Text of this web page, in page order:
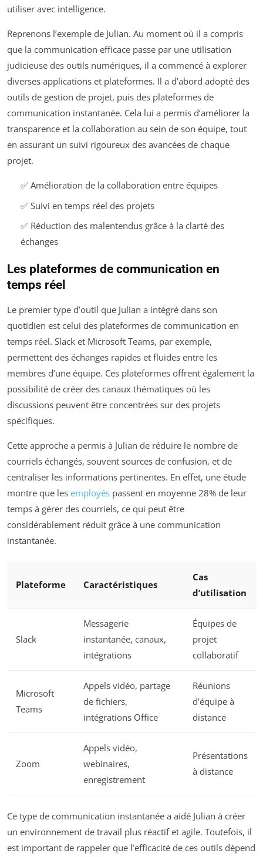
utiliser avec intelligence.
Reprenons l’exemple de Julian. Au moment où il a compris
que la communication efficace passe par une utilisation
judicieuse des outils numériques, il a commencé à explorer
diverses applications et plateformes. Il a d’abord adopté des
outils de gestion de projet, puis des plateformes de
communication instantanée. Cela lui a permis d’améliorer la
transparence et la collaboration au sein de son équipe, tout
en assurant un suivi rigoureux des avancées de chaque
projet.
✅ Amélioration de la collaboration entre équipes
✅ Suivi en temps réel des projets
✅ Réduction des malentendus grâce à la clarté des
échanges
Les plateformes de communication en
temps réel
Le premier type d’outil que Julian a intégré dans son
quotidien est celui des plateformes de communication en
temps réel. Slack et Microsoft Teams, par exemple,
permettent des échanges rapides et fluides entre les
membres d’une équipe. Ces plateformes offrent également la
possibilité de créer des canaux thématiques où les
discussions peuvent être concentrées sur des projets
spécifiques.
Cette approche a permis à Julian de réduire le nombre de
courriels échangés, souvent sources de confusion, et de
centraliser les informations pertinentes. En effet, une étude
montre que les employés passent en moyenne 28% de leur
temps à gérer des courriels, ce qui peut être
considérablement réduit grâce à une communication
instantanée.
Plateforme Caractéristiques
Cas
d’utilisation
Slack
Messagerie
instantanée, canaux,
intégrations
Équipes de
projet
collaboratif
Microsoft
Teams
Appels vidéo, partage
de fichiers,
intégrations Office
Réunions
d’équipe à
distance
Zoom
Appels vidéo,
webinaires,
enregistrement
Présentations
à distance
Ce type de communication instantanée a aidé Julian à créer
un environnement de travail plus réactif et agile. Toutefois, il
est important de rappeler que l’efficacité de ces outils dépend